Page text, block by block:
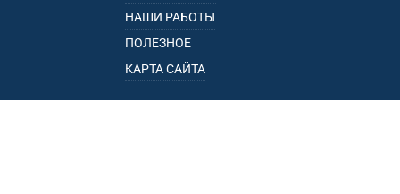
НАШИ РАБОТЫ
ПОЛЕЗНОЕ
КАРТА САЙТА